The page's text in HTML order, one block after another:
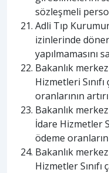
sözleşmeli
Adli Tıp
izinlerinde
yapılmamasını
Bakanlık
Hizmetleri
oranlarının
Bakanlık
İdare Hizmetler
ödeme
Bakanlık
Hizmetler Sınıfı